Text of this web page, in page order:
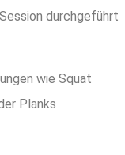
durchgeführt
wie Squat
Planks